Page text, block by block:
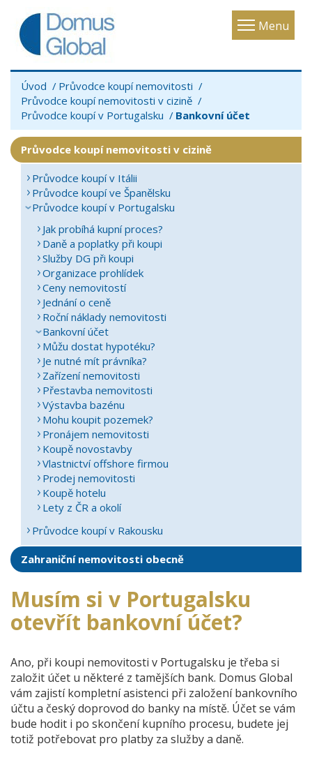
Menu
Toggle
Úvod
Průvodce koupí nemovitosti
Průvodce koupí nemovitosti v cizině
Průvodce koupí v Portugalsku
Bankovní účet
Průvodce koupí nemovitosti v cizině
Průvodce koupí v Itálii
Průvodce koupí ve Španělsku
Průvodce koupí v Portugalsku
Jak probíhá kupní proces?
Daně a poplatky při koupi
Služby DG při koupi
Organizace prohlídek
Ceny nemovitostí
Jednání o ceně
Roční náklady nemovitosti
Bankovní účet
Můžu dostat hypotéku?
Je nutné mít právníka?
Zařízení nemovitosti
Přestavba nemovitosti
Výstavba bazénu
Mohu koupit pozemek?
Pronájem nemovitosti
Koupě novostavby
Vlastnictví offshore firmou
Prodej nemovitosti
Koupě hotelu
Lety z ČR a okolí
Průvodce koupí v Rakousku
Zahraniční nemovitosti obecně
Musím si v Portugalsku
otevřít bankovní účet?
Ano, při koupi nemovitosti v Portugalsku je třeba si
založit účet u některé z tamějších bank. Domus Global
vám zajistí kompletní asistenci při založení bankovního
účtu a český doprovod do banky na místě. Účet se vám
bude hodit i po skončení kupního procesu, budete jej
totiž potřebovat pro platby za služby a daně.